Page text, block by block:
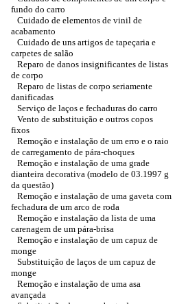
fundo do carro
Cuidado de elementos de vinil de
acabamento
Cuidado de uns artigos de tapeçaria e
carpetes de salão
Reparo de danos insignificantes de listas
de corpo
Reparo de listas de corpo seriamente
danificadas
Serviço de laços e fechaduras do carro
Vento de substituição e outros copos
fixos
Remoção e instalação de um erro e o raio
de carregamento de pára-choques
Remoção e instalação de uma grade
dianteira decorativa (modelo de 03.1997 g
da questão)
Remoção e instalação de uma gaveta com
fechadura de um arco de roda
Remoção e instalação da lista de uma
carenagem de um pára-brisa
Remoção e instalação de um capuz de
monge
Substituição de laços de um capuz de
monge
Remoção e instalação de uma asa
avançada